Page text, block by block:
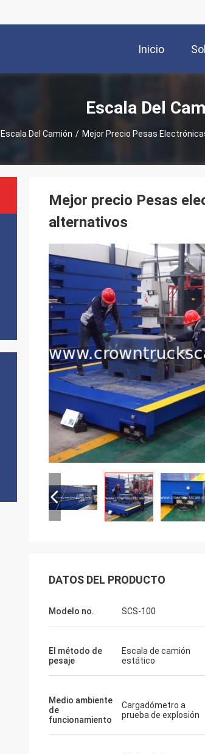
Inicio
Escala Del
Escala Del Camión / Mejor Precio Pesas
Mejor precio Pesas
alternativos
DATOS DEL PRODUCTO
Modelo no. SCS-100
El método de
pesaje
Escala de camión
estático
Medio ambiente
de
funcionamiento
Cargadómetro a
prueba de explosión